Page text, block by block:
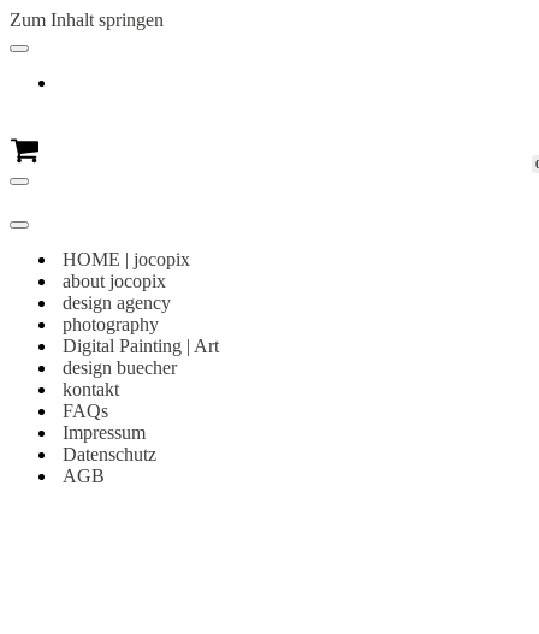
Zum Inhalt springen
Navigationsmenü
Warenkorb
Navigationsmenü
Navigationsmenü
HOME | jocopix
about jocopix
design agency
photography
Digital Painting | Art
design buecher
kontakt
FAQs
Impressum
Datenschutz
AGB